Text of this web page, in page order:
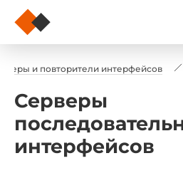
и повторители интерфейсов
Серверы
интерфейсов